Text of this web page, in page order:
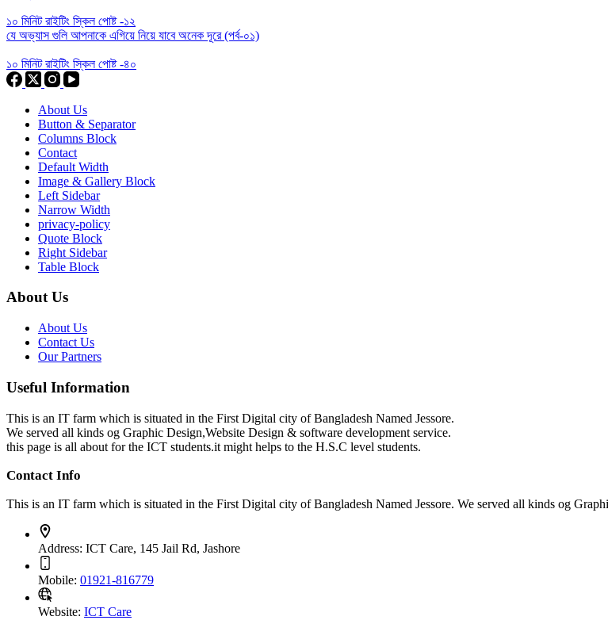
১০ মিনিট রাইটিং স্কিল পোষ্ট -১২
যে অভ্যাস গুলি আপনাকে এগিয়ে নিয়ে যাবে অনেক দূরে (পর্ব-০১)
১০ মিনিট রাইটিং স্কিল পোষ্ট -৪০
About Us
Button & Separator
Columns Block
Contact
Default Width
Image & Gallery Block
Left Sidebar
Narrow Width
privacy-policy
Quote Block
Right Sidebar
Table Block
About Us
About Us
Contact Us
Our Partners
Useful Information
This is an IT farm which is situated in the First Digital city of Bangladesh Named Jessore.
We served all kinds og Graphic Design,Website Design & software development service.
this page is all about for the ICT students.it might helps to the H.S.C level students.
Contact Info
This is an IT farm which is situated in the First Digital city of Bangladesh Named Jessore. We served all kinds og
Address: ICT Care, 145 Jail Rd, Jashore
Mobile: 01921-816779
Website: ICT Care